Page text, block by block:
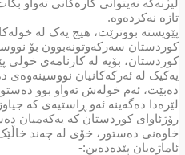
لیژنەکە نەیتوانی کارەکانی تەواو
تازە نەکردەوە.
پێویستە بووترێت، هیج یەک لە
کوردستان سەرکەوتونەبوون بۆ
کوردستان، بۆیە لە کارنامەی خولی
یەکیک لە ئەرکەکانیان
دەبێت، ئەم خولەش تەواو بوو
لێرەدا دەگەینە ئەو ڕاستیەی کە
رۆژئاوای کوردستان کە یەکەمیان
خاوەنی دەستور، خۆی لە چەند خاڵێک
ئاماژەیان پێدەدەین:-